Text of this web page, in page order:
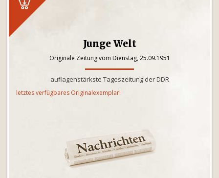
Junge Welt
Originale Zeitung vom Dienstag, 25.09.1951
auflagenstärkste Tageszeitung der DDR
letztes verfügbares Originalexemplar!